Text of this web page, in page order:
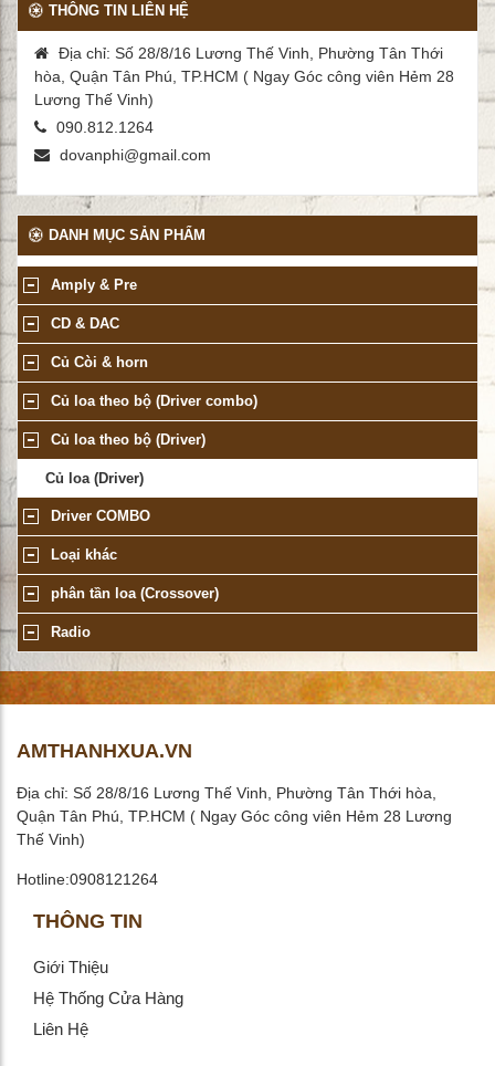
THÔNG TIN LIÊN HỆ
Địa chỉ: Số 28/8/16 Lương Thế Vinh, Phường Tân Thới
hòa, Quận Tân Phú, TP.HCM ( Ngay Góc công viên Hẻm 28
Lương Thế Vinh)
090.812.1264
dovanphi@gmail.com
DANH MỤC SẢN PHẨM
Amply & Pre
CD & DAC
Củ Còi & horn
Củ loa theo bộ (Driver combo)
Củ loa theo bộ (Driver)
Củ loa (Driver)
Driver COMBO
Loại khác
phân tần loa (Crossover)
Radio
AMTHANHXUA.VN
Địa chỉ: Số 28/8/16 Lương Thế Vinh, Phường Tân Thới hòa,
Quận Tân Phú, TP.HCM ( Ngay Góc công viên Hẻm 28 Lương
Thế Vinh)
Hotline:0908121264
THÔNG TIN
Giới Thiệu
Hệ Thống Cửa Hàng
Liên Hệ